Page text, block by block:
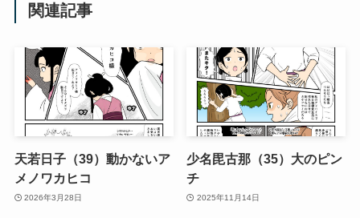
関連記事
天若日子（39）動かないア
メノワカヒコ
2026年3月28日
少名毘古那（35）大のピン
チ
2025年11月14日